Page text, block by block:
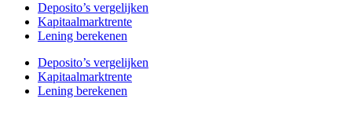
Deposito’s vergelijken
Kapitaalmarktrente
Lening berekenen
Deposito’s vergelijken
Kapitaalmarktrente
Lening berekenen